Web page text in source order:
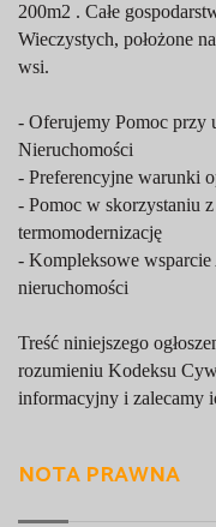
200m2 . Całe
Wieczystych, położone
wsi.
- Oferujemy Pomoc przy
Nieruchomości
- Preferencyjne warunki
- Pomoc w skorzystaniu
termomodernizację
- Kompleksowe wsparcie
nieruchomości
Treść niniejszego
rozumieniu Kodeksu
informacyjny i zalecamy
NOTA PRAWNA